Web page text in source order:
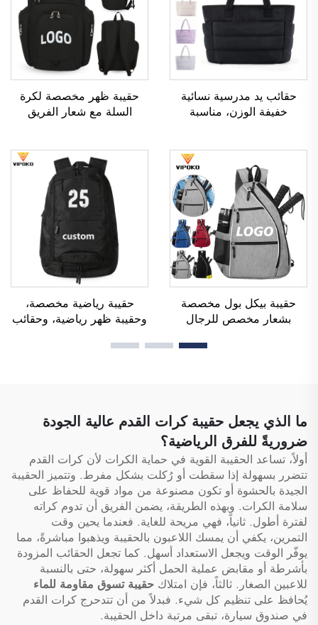
حقائب يد مدرسية نسائية
خفيفة الوزن، مناسبة
للسيدات العاملات في
المكاتب، ومقاومة للماء،
مصنوعة من البوليستر
حقيبة ظهر مخصصة لكرة
السلة مع شعار الفريق
ومخصصة للطباعة بالتسامي،
لكرة القدم وكرة السلة
حقيبة بيكل بول مخصصة
بشعار مخصص للرجال
مائلة قابلة للتعديل، حقيبة
حقيبة رياضية مخصصة،
وحقيبة ظهر رياضية، وحقائب
وحقائب ظهر للتنزه في
وكرة سلة
ما الذي يجعل حقيبة كرات القدم عالية الجودة
ضروريةً للفرق الرياضية؟
أولاً، تساعد الحقيبة القوية في حماية الكرات لأن كرات القدم
تتضرر بسهولة إذا سقطت أو رُكلت بشكل مفرط. وتتميز الحقيبة
الجيدة بالحشوة أو تكون مصنوعة من مواد قوية للحفاظ على
سلامة الكرات. وبهذه الطريقة، يضمن الفريق أن تدوم كراته
لفترة أطول. ثانياً، فهي مريحة للغاية. فعندما يحين وقت
التمرين، يكفي أن يمسك اللاعبون بالحقيبة ويذهبوا مباشرةً، مما
يوفّر الوقت ويجعل الاستعداد أسهل. كما تجعل الحقائب المزودة
بأشرطة أو مقابض عملية الحمل أكثر سهولة، حتى بالنسبة
للاعبين الصغار. ثالثاً، فإن امتلاك حقيبة تسوق مقاومة للماء
يُحافظ على تنظيم كل شيء. فبدلاً من أن تتدحرج كرات القدم
في صندوق سيارة، تبقى مرتبة داخل الحقيبة.